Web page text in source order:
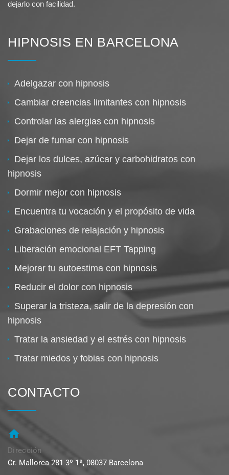
dejarlo con facilidad.
HIPNOSIS EN BARCELONA
Adelgazar con hipnosis
Cambiar creencias limitantes con hipnosis
Controlar las alergias con hipnosis
Dejar de fumar con hipnosis
Dejar los dulces, azúcar y carbohidratos con
hipnosis
Dormir mejor con hipnosis
Encuentra tu vocación y el propósito de vida
Grabaciones de relajación y hipnosis
Liberación emocional EFT Tapping
Mejorar tu autoestima con hipnosis
Reducir el dolor con hipnosis
Superar la tristeza, salir de la depresión con
hipnosis
Tratar la ansiedad y el estrés con hipnosis
Tratar miedos y fobias con hipnosis
CONTACTO
Dirección
Cr. Mallorca 281 3º 1ª, 08037 Barcelona